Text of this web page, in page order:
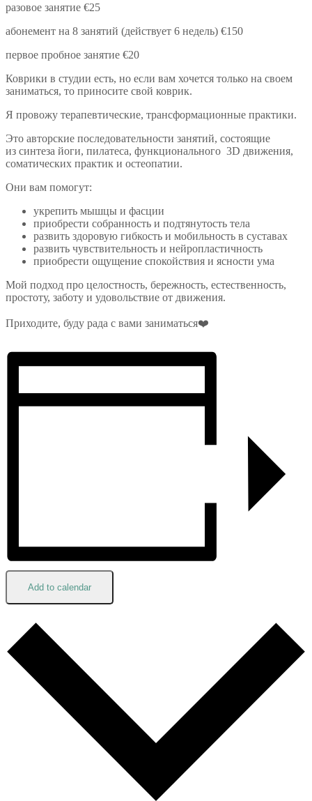
разовое занятие €25
абонемент на 8 занятий (действует 6 недель) €150
первое пробное занятие €20
Коврики в студии есть, но если вам хочется только на своем
заниматься, то приносите свой коврик.
Я провожу терапевтические, трансформационные практики.
Это авторские последовательности занятий, состоящие
из синтеза йоги, пилатеса, функционального 3D движения,
соматических практик и остеопатии.
Они вам помогут:
укрепить мышцы и фасции
приобрести собранность и подтянутость тела
развить здоровую гибкость и мобильность в суставах
развить чувствительность и нейропластичность
приобрести ощущение спокойствия и ясности ума
Мой подход про целостность, бережность, естественность,
простоту, заботу и удовольствие от движения.
Приходите, буду рада с вами заниматься❤️
Add to calendar